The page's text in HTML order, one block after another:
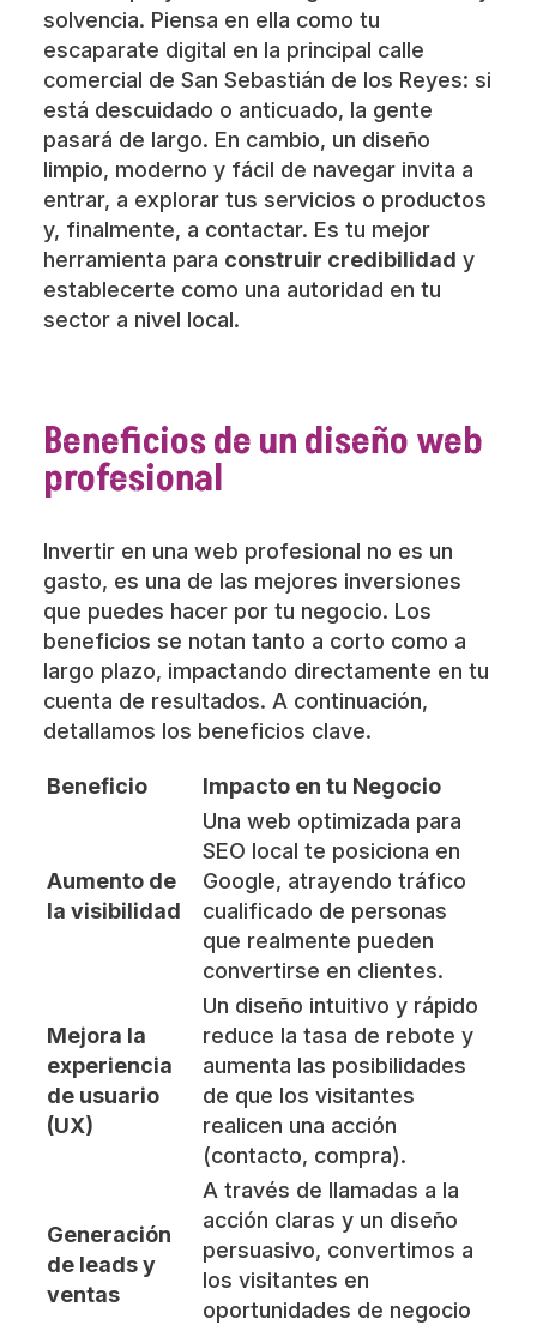
solvencia. Piensa en ella como tu
escaparate digital en la principal calle
comercial de San Sebastián de los Reyes: si
está descuidado o anticuado, la gente
pasará de largo. En cambio, un diseño
limpio, moderno y fácil de navegar invita a
entrar, a explorar tus servicios o productos
y, finalmente, a contactar. Es tu mejor
herramienta para construir credibilidad y
establecerte como una autoridad en tu
sector a nivel local.
Beneficios de un diseño web
profesional
Invertir en una web profesional no es un
gasto, es una de las mejores inversiones
que puedes hacer por tu negocio. Los
beneficios se notan tanto a corto como a
largo plazo, impactando directamente en tu
cuenta de resultados. A continuación,
detallamos los beneficios clave.
Beneficio Impacto en tu Negocio
Aumento de
la visibilidad
Una web optimizada para
SEO local te posiciona en
Google, atrayendo tráfico
cualificado de personas
que realmente pueden
convertirse en clientes.
Mejora la
experiencia
de usuario
(UX)
Un diseño intuitivo y rápido
reduce la tasa de rebote y
aumenta las posibilidades
de que los visitantes
realicen una acción
(contacto, compra).
Generación
de leads y
ventas
A través de llamadas a la
acción claras y un diseño
persuasivo, convertimos a
los visitantes en
oportunidades de negocio